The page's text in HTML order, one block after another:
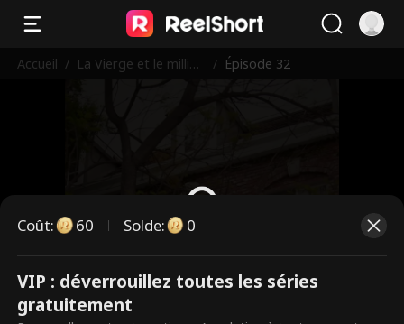
Accueil / La Vierge et le milliar
/ Épisode 32
Ce sont des épisodes payants.
Débloquez pour regarder.
Coût: 60 Solde: 0
VIP : déverrouillez toutes les séries
gratuitement